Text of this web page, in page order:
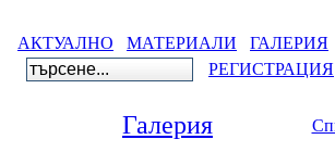
АКТУАЛНО МАТЕРИАЛИ ГАЛЕРИЯ
РЕГИСТРАЦИЯ
Галерия